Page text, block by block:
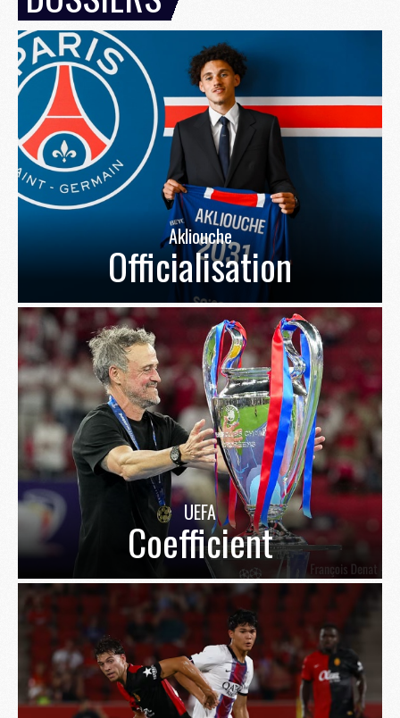
Akliouche
Officialisation
UEFA
Coefficient